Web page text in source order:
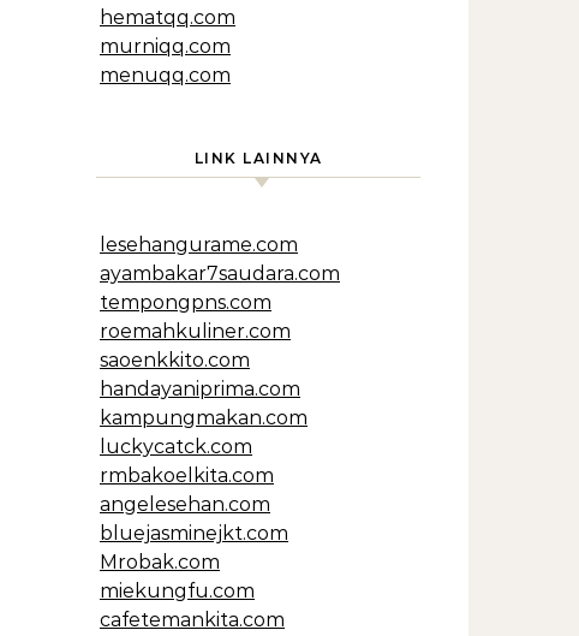
hematqq.com
murniqq.com
menuqq.com
LINK LAINNYA
lesehangurame.com
ayambakar7saudara.com
tempongpns.com
roemahkuliner.com
saoenkkito.com
handayaniprima.com
kampungmakan.com
luckycatck.com
rmbakoelkita.com
angelesehan.com
bluejasminejkt.com
Mrobak.com
miekungfu.com
cafetemankita.com